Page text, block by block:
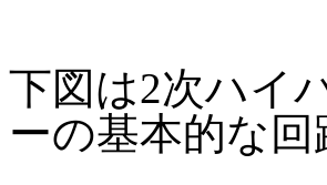
下図は2次ハイ
ーの基本的な回